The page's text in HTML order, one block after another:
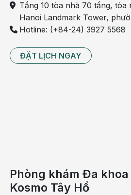
Tầng 10 tòa nhà 70 tầng, tòa
Hanoi Landmark Tower,
Hotline: (+84-24) 3927 5568
ĐẶT LỊCH NGAY
Phòng khám Đa
Kosmo Tây Hồ